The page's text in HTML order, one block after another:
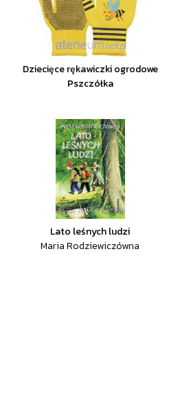
Dziecięce rękawiczki ogrodowe
Pszczółka
Lato leśnych ludzi
Maria Rodziewiczówna